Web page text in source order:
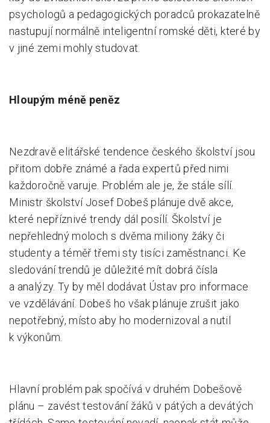
psychologů a pedagogických poradců prokazatelně
nastupují normálně inteligentní romské děti, které by
v jiné zemi mohly studovat.
Hloupým méně peněz
Nezdravě elitářské tendence českého školství jsou
přitom dobře známé a řada expertů před nimi
každoročně varuje. Problém ale je, že stále sílí.
Ministr školství Josef Dobeš plánuje dvě akce,
které nepříznivé trendy dál posílí. Školství je
nepřehledný moloch s dvěma miliony žáky či
studenty a téměř třemi sty tisíci zaměstnanci. Ke
sledování trendů je důležité mít dobrá čísla
a analýzy. Ty by měl dodávat Ústav pro informace
ve vzdělávání. Dobeš ho však plánuje zrušit jako
nepotřebný, místo aby ho modernizoval a nutil
k výkonům.
Hlavní problém pak spočívá v druhém Dobešově
plánu – zavést testování žáků v pátých a devátých